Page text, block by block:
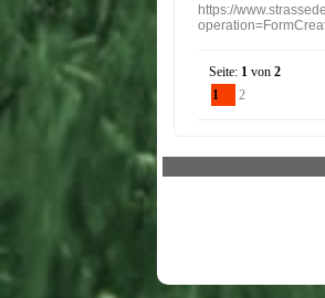
https://
Seite: 1 von2
1
2